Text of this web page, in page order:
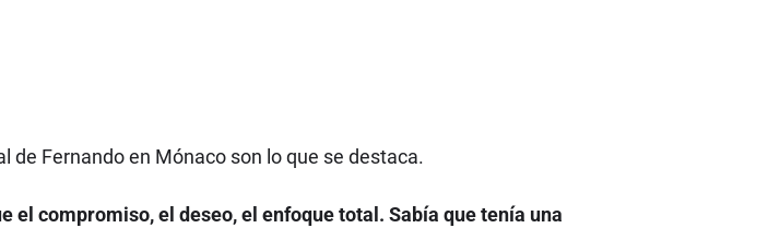
de Fernando en Mónaco son lo que se destaca.
el compromiso, el deseo, el enfoque total. Sabía que tenía una